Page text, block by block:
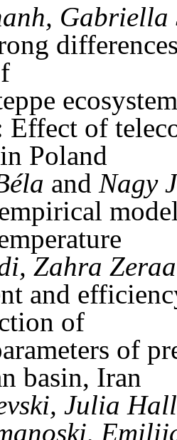
Gabriella
ecosystem
Effect of
Poland
and Nagy
Zahra
and
of
of
basin, Iran
Julia